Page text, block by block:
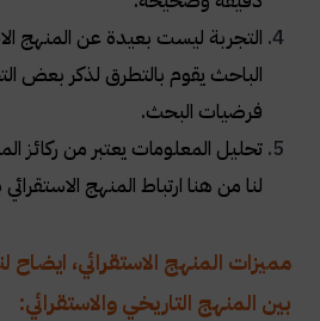
التجربة ليست بعيدة عن المنهج
الباحث يقوم بالتطرق لذكر بعض
فرضيات البحث.
تحليل المعلومات يعتبر من ركائز
لنا من هنا ارتباط المنهج
مميزات المنهج الاستقرائي،
بين المنهج التاريخي والاستقرائي: